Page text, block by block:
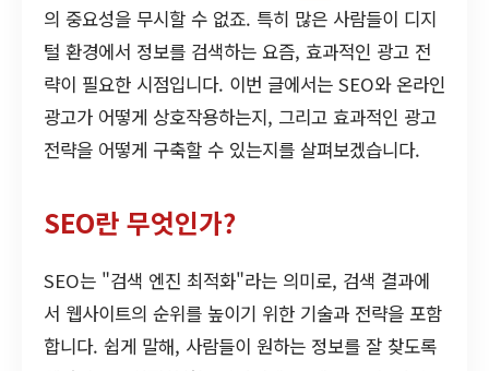
의 중요성을 무시할 수 없죠. 특히 많은 사람들이 디지
털 환경에서 정보를 검색하는 요즘, 효과적인 광고 전
략이 필요한 시점입니다. 이번 글에서는 SEO와 온라인
광고가 어떻게 상호작용하는지, 그리고 효과적인 광고
전략을 어떻게 구축할 수 있는지를 살펴보겠습니다.
SEO란 무엇인가?
SEO는 "검색 엔진 최적화"라는 의미로, 검색 결과에
서 웹사이트의 순위를 높이기 위한 기술과 전략을 포함
합니다. 쉽게 말해, 사람들이 원하는 정보를 잘 찾도록